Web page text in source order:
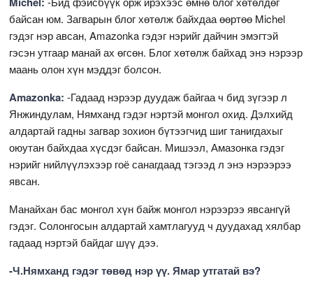
байсан юм. Загварын блог хөтөлж байхдаа өөртөө Michel
гэдэг нэр авсан, Amazonka гэдэг нэрийг дайчин эмэгтэй
гэсэн утгаар манай ах өгсөн. Блог хөтөлж байхад энэ нэрээр
маань олон хүн мэддэг болсон.
Amazonka: -Гадаад нэрээр дуудаж байгаа ч бид зүгээр л
Янжиндулам, Нямханд гэдэг нэртэй монгол охид. Дэлхийд
алдартай гадны загвар зохион бүтээгчид шиг танигдахыг
оюутан байхдаа хүсдэг байсан. Мишээл, Амазонка гэдэг
нэрийг нийлүүлэхээр гоё санагдаад тэгээд л энэ нэрээрээ
явсан.
Манайхан бас монгол хүн байж монгол нэрээрээ явсангүй
гэдэг. Солонгосын алдартай хамтлагууд ч дуудахад хялбар
гадаад нэртэй байдаг шүү дээ.
-Ч.Нямханд гэдэг төвөд нэр үү. Ямар утгатай вэ?